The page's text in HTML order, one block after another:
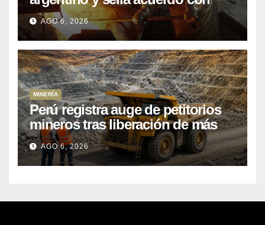
Kobrea para siete proyecto
AGO 6, 2026
MINERÍA
Perú registra auge de petitorios
mineros tras liberación de más
de mil concesiones para explorar
cobre y oro
AGO 6, 2026